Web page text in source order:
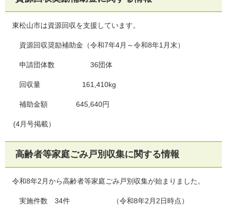
東松山市は資源回収を支援しています。
資源回収奨励補助金（令和7年4月～令和8年1月末）
申請団体数 36団体
回収量 161,410kg
補助金額 645,640円
(4月号掲載）
高齢者等家庭ごみ戸別収集に関する情報
令和8年2月から高齢者等家庭ごみ戸別収集が始まりました。
実施件数 34件 （令和8年2月2日時点）